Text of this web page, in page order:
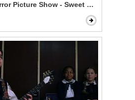
Picture Show - Sweet Transvestite